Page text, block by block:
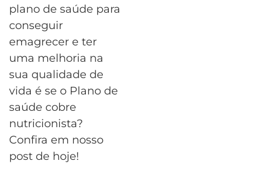
plano de saúde para
conseguir
emagrecer e ter
uma melhoria na
sua qualidade de
vida é se o Plano de
saúde cobre
nutricionista?
Confira em nosso
post de hoje!